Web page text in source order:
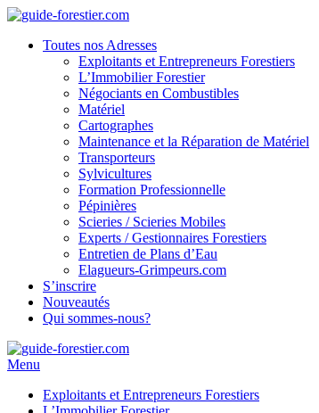
Toutes nos Adresses
Exploitants et Entrepreneurs Forestiers
L’Immobilier Forestier
Négociants en Combustibles
Matériel
Cartographes
Maintenance et la Réparation de Matériel
Transporteurs
Sylvicultures
Formation Professionnelle
Pépinières
Scieries / Scieries Mobiles
Experts / Gestionnaires Forestiers
Entretien de Plans d’Eau
Elagueurs-Grimpeurs.com
S’inscrire
Nouveautés
Qui sommes-nous?
Menu
Exploitants et Entrepreneurs Forestiers